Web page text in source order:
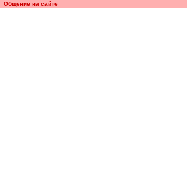
Общение на сайте